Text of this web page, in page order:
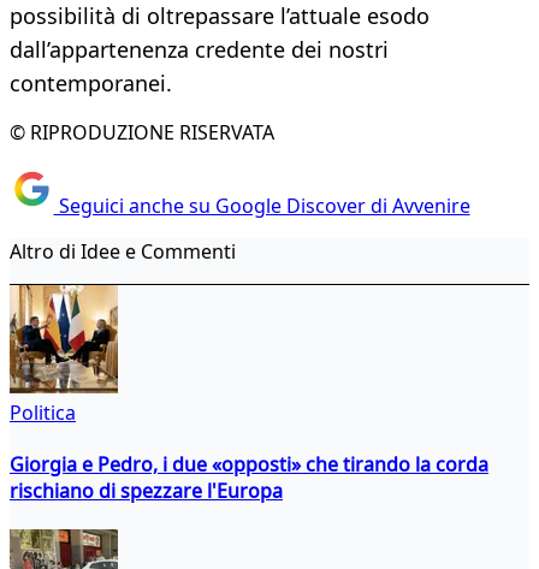
possibilità di oltrepassare l’attuale esodo
dall’appartenenza credente dei nostri
contemporanei.
© RIPRODUZIONE RISERVATA
Seguici anche su Google Discover di Avvenire
Altro di Idee e Commenti
Politica
Giorgia e Pedro, i due «opposti» che tirando la corda
rischiano di spezzare l'Europa